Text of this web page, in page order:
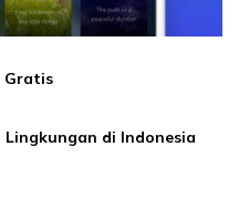
Gratis
Lingkungan di Indonesia